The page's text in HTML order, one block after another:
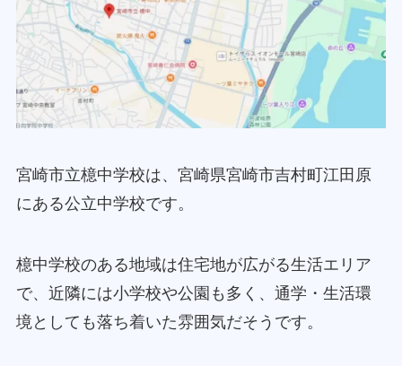
宮崎市立檍中学校は、宮崎県宮崎市吉村町江田原
にある公立中学校です。
檍中学校のある地域は住宅地が広がる生活エリア
で、近隣には小学校や公園も多く、通学・生活環
境としても落ち着いた雰囲気だそうです。